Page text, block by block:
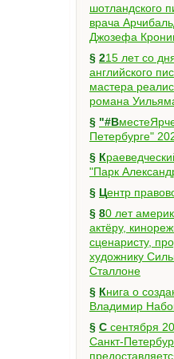
шотландского
врача
Джозефа
§ 215 лет со дня рождения
английского
мастера
романа
§ "#ВместеЯрче в
Петербурге"
§ Краеведческий маршрут
"Парк
§
Центр
§ 80 лет американскому
актёру,
сценаристу,
художнику
Сталлоне
§ Книга о создании книги.
Владимир
§ С сентября 2015 года в
Санкт-